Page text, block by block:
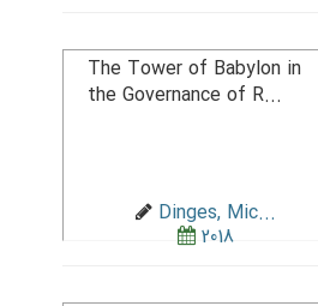
The Tower of Babylon in
the Governance of R...
Dinges, Mic...
2018